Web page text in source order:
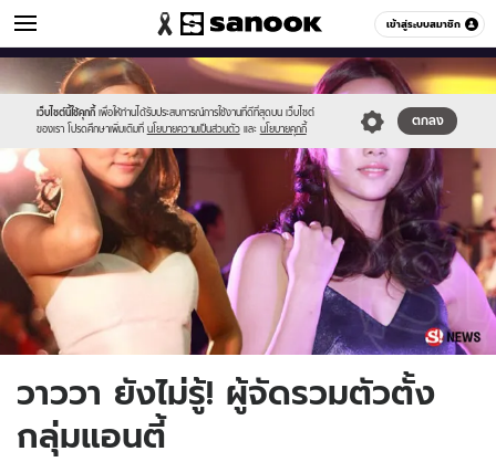
เข้าสู่ระบบสมาชิก
ข่าวบันเทิง หมวดอื่นๆ
เว็บไซต์นี้ใช้คุกกี้ เพื่อให้ท่านได้รับประสบการณ์การใช้งานที่ดีที่สุดบน เว็บไซต์
ของเรา โปรดศึกษาเพิ่มเติมที่ นโยบายความเป็นส่วนตัว และ นโยบายคุกกี้
ตกลง
Sanook
//s.isanook.com/sr/0/images/logo-
new-
sanook.png
600
60
//s.isanook.com/ns/0/ud/360/1803391/wawwa.jpg
วาววา ยังไม่รู้! ผู้จัดรวมตัวตั้ง
กลุ่มแอนตี้